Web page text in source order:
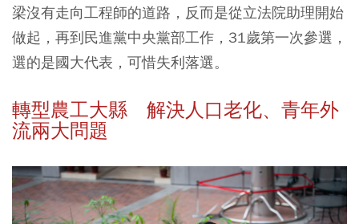
梁沒有走向工程師的道路，反而是從立法院助理開始
做起，再到民進黨中央黨部工作，31歲第一次參選，
選的是國大代表，可惜失利落選。
轉型農工大縣 解決人口老化、青年外
流兩大問題